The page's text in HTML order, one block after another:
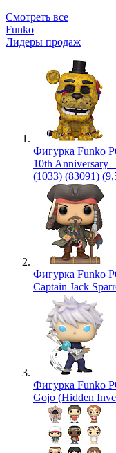
Смотреть все
Funko
Лидеры продаж
Фигурка Funko
10th Anniversary
(1033) (83091)
Фигурка Funko
Captain Jack
Фигурка Funko
Gojo (Hidden